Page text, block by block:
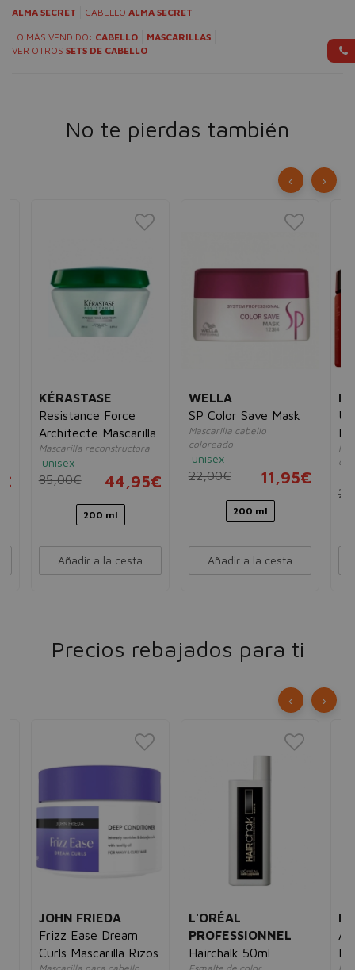
ALMA SECRET CABELLO ALMA SECRET
LO MÁS VENDIDO: CABELLO
MASCARILLAS
VER OTROS SETS DE CABELLO
No te pierdas también
KÉRASTASE
Resistance Force
Architecte Mascarilla
Mascarilla reconstructora
unisex
85,00€ 44,95€
200 ml
Añadir a la cesta
WELLA
SP Color Save Mask
Mascarilla cabello
coloreado
unisex
22,00€ 11,95€
200 ml
Añadir a la cesta
‹ ›
Precios rebajados para ti
JOHN FRIEDA
Frizz Ease Dream
Curls Mascarilla Rizos
L'ORÉAL
PROFESSIONNEL
Hairchalk 50ml
‹ ›